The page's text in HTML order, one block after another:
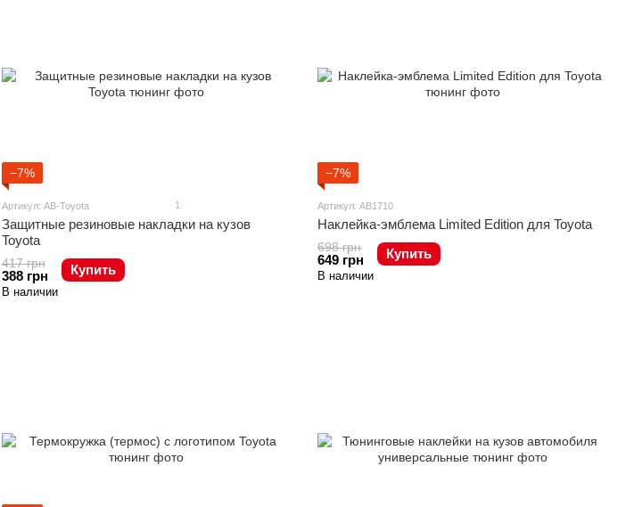
−7%
Артикул: AB-Toyota 1
Защитные резиновые накладки на кузов
Toyota
417 грн
388 грн Купить
В наличии
−7%
Артикул: AB1710
Наклейка-эмблема Limited Edition для Toyota
698 грн
649 грн Купить
В наличии